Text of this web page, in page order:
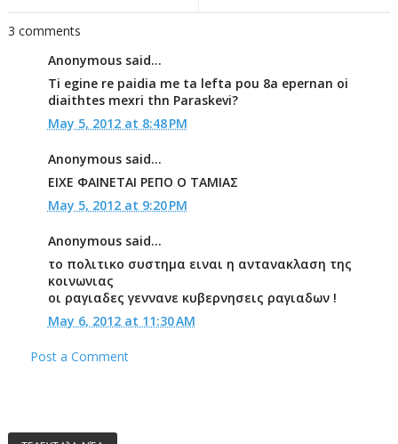
3 comments
Anonymous said...
Ti egine re paidia me ta lefta pou 8a epernan oi
diaithtes mexri thn Paraskevi?
May 5, 2012 at 8:48 PM
Anonymous said...
ΕΙΧΕ ΦΑΙΝΕΤΑΙ ΡΕΠΟ Ο ΤΑΜΙΑΣ
May 5, 2012 at 9:20 PM
Anonymous said...
το πολιτικο συστημα ειναι η αντανακλαση της
κοινωνιας
οι ραγιαδες γεννανε κυβερνησεις ραγιαδων !
May 6, 2012 at 11:30 AM
Post a Comment